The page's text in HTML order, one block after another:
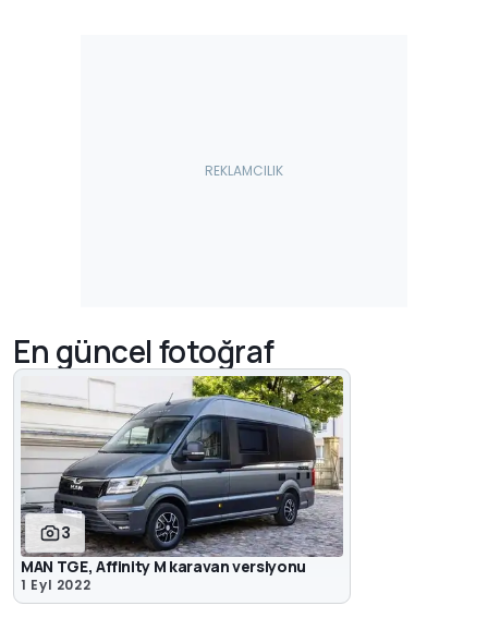
En güncel fotoğraf
3
MAN TGE, Affinity M karavan versiyonu
1 Eyl 2022